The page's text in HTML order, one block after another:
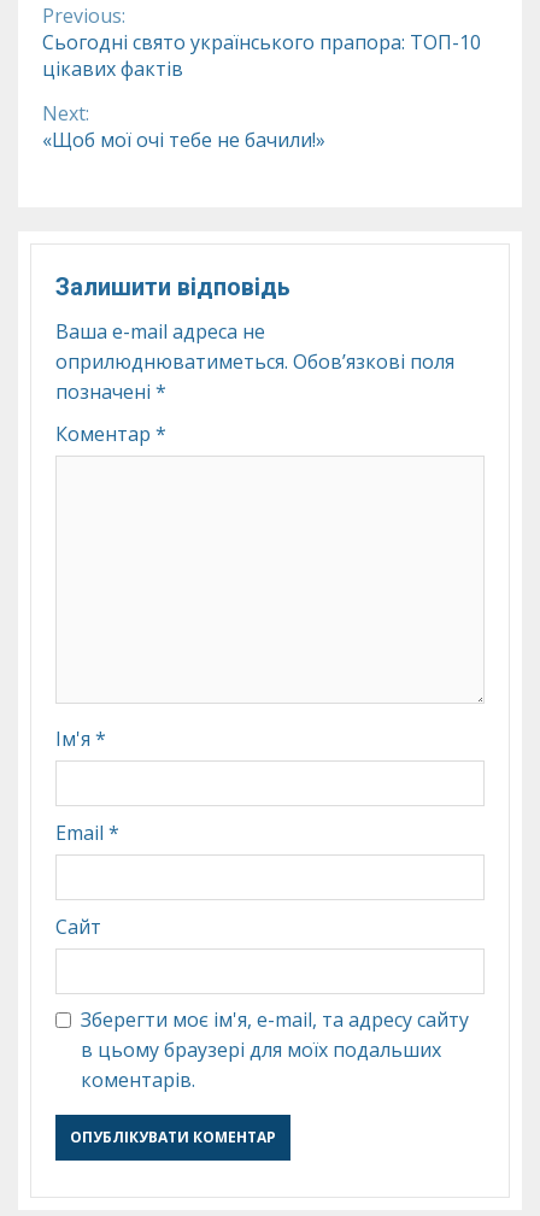
Continue
Reading
Previous:
Сьогодні свято українського прапора: ТОП-10
цікавих фактів
Next:
«Щоб мої очі тебе не бачили!»
Залишити відповідь
Ваша e-mail адреса не
оприлюднюватиметься. Обов’язкові поля
позначені *
Коментар *
Ім'я *
Email *
Сайт
Зберегти моє ім'я, e-mail, та адресу сайту
в цьому браузері для моїх подальших
коментарів.